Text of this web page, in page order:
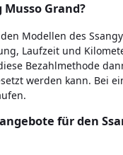
Grand?
Modellen des
Laufzeit und
Bezahlmethode
werden kann. Bei
für den